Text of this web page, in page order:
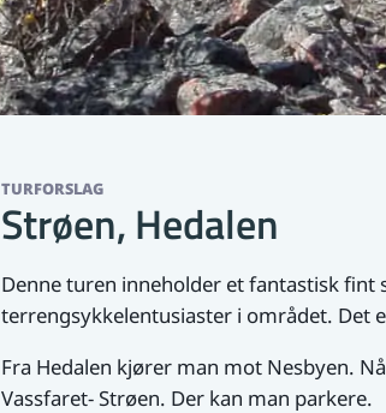
TURFORSLAG
Strøen, Hedalen
Denne turen inneholder et fantastisk fint
terrengsykkelentusiaster i området. Det
Fra Hedalen kjører man mot Nesbyen.
Vassfaret- Strøen. Der kan man parkere.